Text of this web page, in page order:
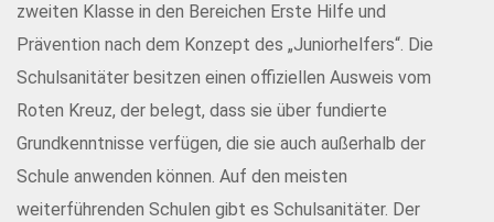
zweiten Klasse in den Bereichen Erste Hilfe und
Prävention nach dem Konzept des „Juniorhelfers“. Die
Schulsanitäter besitzen einen offiziellen Ausweis vom
Roten Kreuz, der belegt, dass sie über fundierte
Grundkenntnisse verfügen, die sie auch außerhalb der
Schule anwenden können. Auf den meisten
weiterführenden Schulen gibt es Schulsanitäter. Der